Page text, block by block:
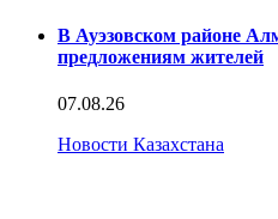
В Ауэзовском районе
предложениям жителей
07.08.26
Новости Казахстана